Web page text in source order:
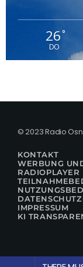
26°
DO
© 2023 Radio
KONTAKT
WERBUNG
RADIOPLAYER
IMPRESSUM
KI